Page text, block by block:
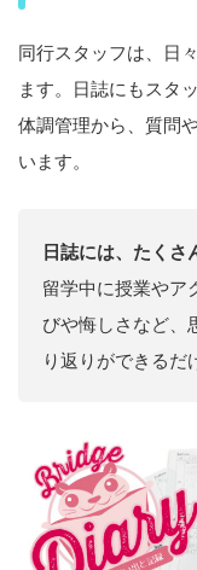
同行スタッフは、日
ます。日誌にもスタ
体調管理から、質問
います。
日誌には、たくさ
留学中に授業やア
びや悔しさなど、
り返りができるだ